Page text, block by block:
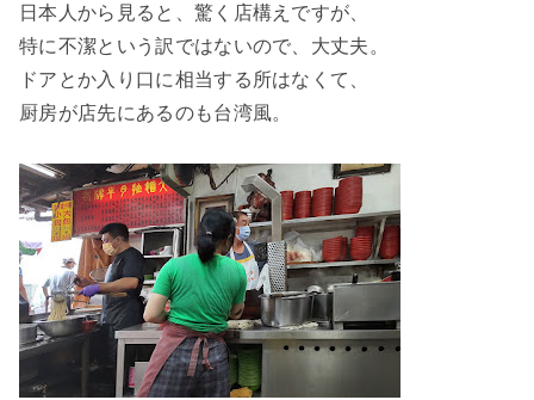
日本人から見ると、驚く店構えですが、
特に不潔という訳ではないので、大丈夫。
ドアとか入り口に相当する所はなくて、
厨房が店先にあるのも台湾風。